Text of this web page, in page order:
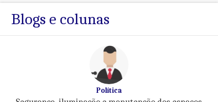
Blogs e colunas
Política